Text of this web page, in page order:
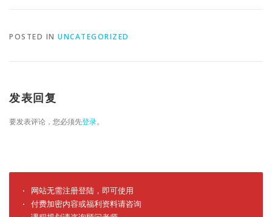
POSTED IN UNCATEGORIZED
发表回复
要发表评论，您必须先登录。
· 网站无需注册登陆，即可使用
· 付费加密内容或福利资料请咨询